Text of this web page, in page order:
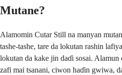
Mutane?
Alamomin Cutar Still na manyan
tashe-tashe, tare da lokutan rashin
lokutan da kake jin daɗi sosai. Alamun
zafi mai tsanani, ciwon haɗin gwiwa,